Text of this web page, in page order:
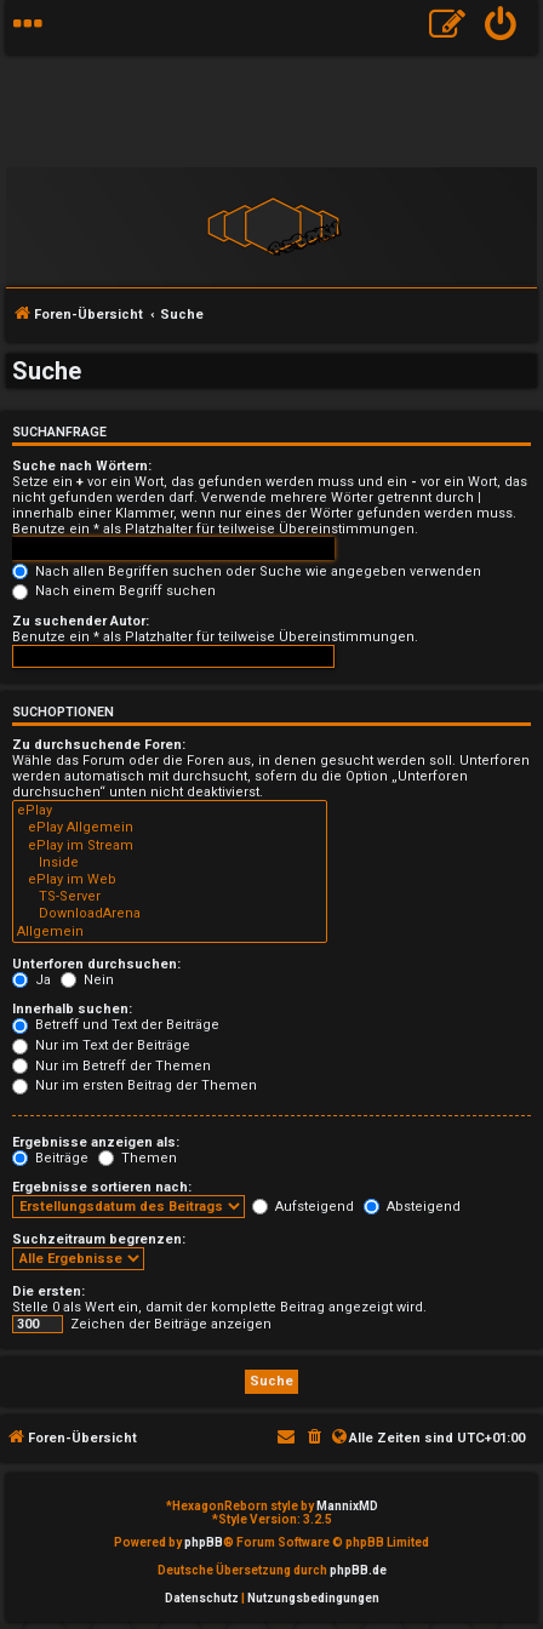
U
n
b
e
a
n
t
w
o
t
e
t
e
T
h
e
m
e
n
A
Foren-Übersicht Suche
Suche
SUCHANFRAGE
Suche nach Wörtern:
Setze ein + vor ein Wort, das gefunden werden muss und ein - vor ein Wort, das
nicht gefunden werden darf. Verwende mehrere Wörter getrennt durch |
innerhalb einer Klammer, wenn nur eines der Wörter gefunden werden muss.
Benutze ein * als Platzhalter für teilweise Übereinstimmungen.
Nach allen Begriffen suchen oder Suche wie angegeben verwenden
Nach einem Begriff suchen
Zu suchender Autor:
Benutze ein * als Platzhalter für teilweise Übereinstimmungen.
SUCHOPTIONEN
Zu durchsuchende Foren:
Wähle das Forum oder die Foren aus, in denen gesucht werden soll. Unterforen
werden automatisch mit durchsucht, sofern du die Option „Unterforen
durchsuchen“ unten nicht deaktivierst.
Unterforen durchsuchen:
Ja
Nein
Innerhalb suchen:
Betreff und Text der Beiträge
Nur im Text der Beiträge
Nur im Betreff der Themen
Nur im ersten Beitrag der Themen
Ergebnisse anzeigen als:
Beiträge
Themen
Ergebnisse sortieren nach:
Aufsteigend
Absteigend
Suchzeitraum begrenzen:
Die ersten:
Stelle 0 als Wert ein, damit der komplette Beitrag angezeigt wird.
Zeichen der Beiträge anzeigen
Foren-Übersicht Alle Zeiten sind UTC+01:00
*HexagonReborn style by MannixMD
*Style Version: 3.2.5
Powered byphpBB® Forum Software © phpBB Limited
Deutsche Übersetzung durch phpBB.de
Datenschutz Nutzungsbedingungen